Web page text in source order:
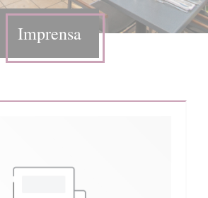
Imprensa